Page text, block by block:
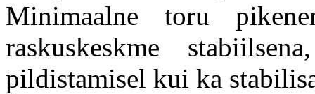
Minimaalne toru
raskuskeskme
pildistamisel kui ka